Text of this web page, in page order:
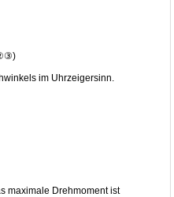
im Uhrzeigersinn.
maximale Drehmoment ist